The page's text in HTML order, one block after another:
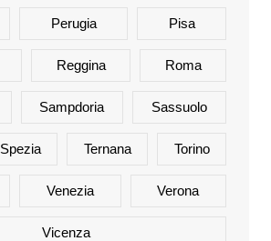
Perugia Pisa
Reggina Roma
Sampdoria Sassuolo
Spezia Ternana Torino
Venezia Verona
Vicenza